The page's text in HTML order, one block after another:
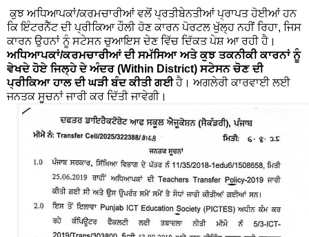
ਕੁਝ ਅਧਿਆਪਕਾਂ/ਕਰਮਚਾਰੀਆਂ ਵਲੋਂ ਪ੍ਰਤੀਬੇਨਤੀਆਂ ਪ੍ਰਾਪਤ ਹੋਈਆਂ ਹਨ
ਕਿ ਇੰਟਰਨੈੱਟ ਦੀ ਪ੍ਰੀਕਿਆ ਹੌਲੀ ਹੋਣ ਕਾਰਨ ਪੋਰਟਲ ਖੁੱਲ੍ਹ ਨਹੀਂ ਰਿਹਾ, ਜਿਸ
ਕਾਰਨ ਉਹਨਾਂ ਨੂੰ ਸਟੇਸਨ ਚੁਆਇਸ ਦੇਣ ਵਿੱਚ ਦਿੱਕਤ ਪੇਸ਼ ਆ ਰਹੀ ਹੈ।
ਅਧਿਆਪਕਾਂ/ਕਰਮਚਾਰੀਆਂ ਦੀ ਸਮੱਸਿਆ ਅਤੇ ਕੁਝ ਤਕਨੀਕੀ ਕਾਰਨਾਂ ਨੂੰ
ਵੇਖਦੇ ਹੋਏ ਜਿਲ੍ਹੇ ਦੇ ਅੰਦਰ (Within District) ਸਟੇਸਨ ਚੋਣ ਦੀ
ਪ੍ਰੀਕਿਆ ਹਾਲ ਦੀ ਘੜੀ ਬੰਦ ਕੀਤੀ ਗਈਹੈ। ਅਗਲੇਰੀ ਕਾਰਵਾਈ ਲਈ
ਜਨਤਕ ਸੂਚਨਾਂ ਜਾਰੀ ਕਰ ਦਿੱਤੀ ਜਾਵੇਗੀ।